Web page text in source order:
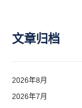
文章归档
2026年8月
2026年7月